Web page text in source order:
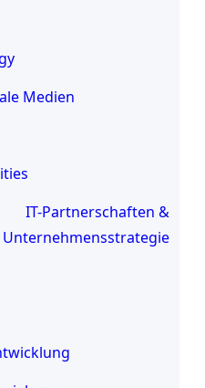
Medien
IT-Partnerschaften &
Unternehmensstrategie